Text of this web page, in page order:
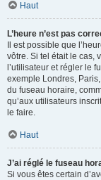
Haut
L’heure n’est pas
Il est possible que
vôtre. Si tel était le cas,
l’utilisateur et régler le
exemple Londres,
du fuseau horaire,
qu’aux utilisateurs
le faire.
Haut
J’ai réglé le fuseau
Si vous êtes certain